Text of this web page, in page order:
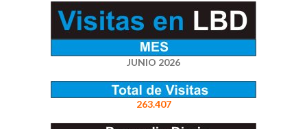
JUNIO 2026
263.407